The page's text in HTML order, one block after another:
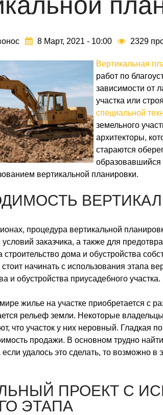
8 Март, 2021 - 10:00 2329
Вертикальная
работ по
зависимости от
участка или
специальной
земельного
архитекторы,
стараются
вертикальной планировки.
процедура вертикальной
заказчика, а также для
строительство дома и обустройства
начинать с использования этапа
и обустройства приусадебного участка.
жилье на участке приобретается с
рельеф земли. Некоторые
что участок у них неровный. Гладкая
продажи. В основном трудно
удалось это сделать, то возможно
ПРОЕКТ С
ЭТАПА